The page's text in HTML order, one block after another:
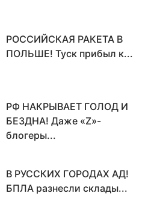
РОССИЙСКАЯ РАКЕТА В
ПОЛЬШЕ! Туск прибыл к...
РФ НАКРЫВАЕТ ГОЛОД И
БЕЗДНА! Даже «Z»-
блогеры...
В РУССКИХ ГОРОДАХ АД!
БПЛА разнесли склады...